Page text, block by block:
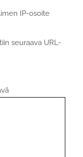
IP-osoite
seuraava URL-